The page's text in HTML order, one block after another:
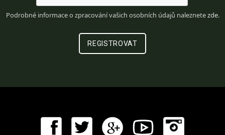
Podrobné informace o zpracování vašich osobních údajů naleznetezde.